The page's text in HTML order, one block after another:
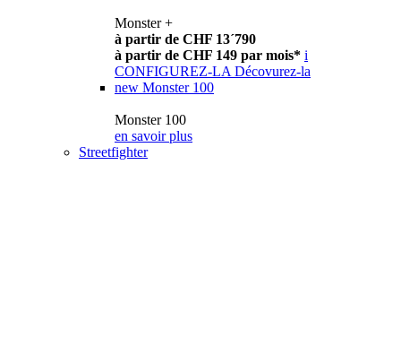
Monster +
à partir de CHF 13´790
à partir de CHF 149 par mois* i
CONFIGUREZ-LA Décovurez-la
new Monster 100
Monster 100
en savoir plus
Streetfighter